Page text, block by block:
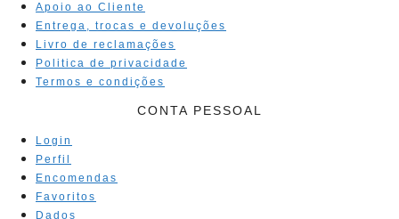
Apoio ao Cliente
Entrega, trocas e devoluções
Livro de reclamações
Politica de privacidade
Termos e condições
CONTA PESSOAL
Login
Perfil
Encomendas
Favoritos
Dados